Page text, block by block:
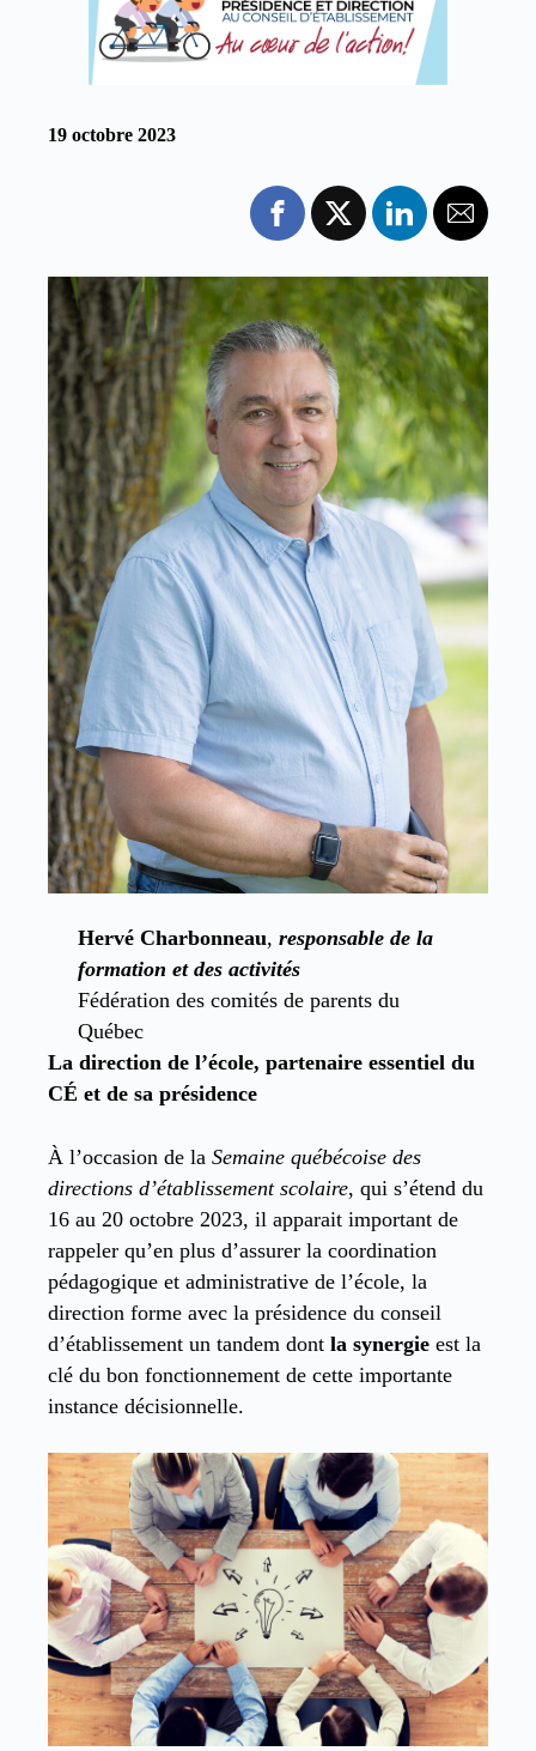
19 octobre 2023
Hervé Charbonneau, responsable de la
formation et des activités
Fédération des comités de parents du
Québec
La direction de l’école, partenaire essentiel du
CÉ et de sa présidence
À l’occasion de laSemaine québécoise des
directions d’établissement scolaire, qui s’étend du
16 au 20 octobre 2023, il apparait important de
rappeler qu’en plus d’assurer la coordination
pédagogique et administrative de l’école, la
direction forme avec la présidence du conseil
d’établissement un tandem dontla synergie est la
clé du bon fonctionnement de cette importante
instance décisionnelle.